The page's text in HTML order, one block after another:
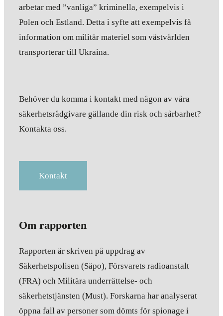
arbetar med ”vanliga” kriminella, exempelvis i
Polen och Estland. Detta i syfte att exempelvis få
information om militär materiel som västvärlden
transporterar till Ukraina.
Behöver du komma i kontakt med någon av våra
säkerhetsrådgivare gällande din risk och sårbarhet?
Kontakta oss.
Kontakt
Om rapporten
Rapporten är skriven på uppdrag av
Säkerhetspolisen (Säpo), Försvarets radioanstalt
(FRA) och Militära underrättelse- och
säkerhetstjänsten (Must). Forskarna har analyserat
öppna fall av personer som dömts för spionage i